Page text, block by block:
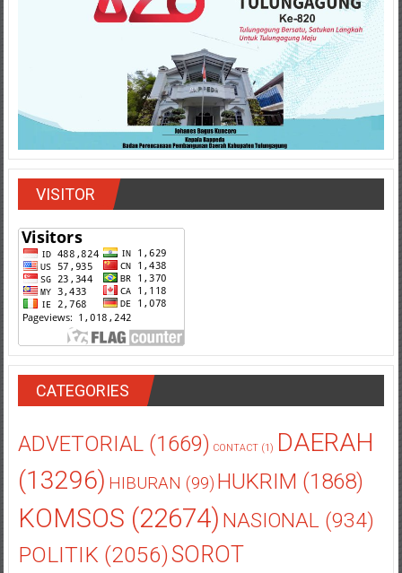
VISITOR
CATEGORIES
ADVETORIAL(1669) CONTACT(1) DAERAH
(13296) HIBURAN (99) HUKRIM (1868)
KOMSOS (22674) NASIONAL(934)
POLITIK(2056)SOROT